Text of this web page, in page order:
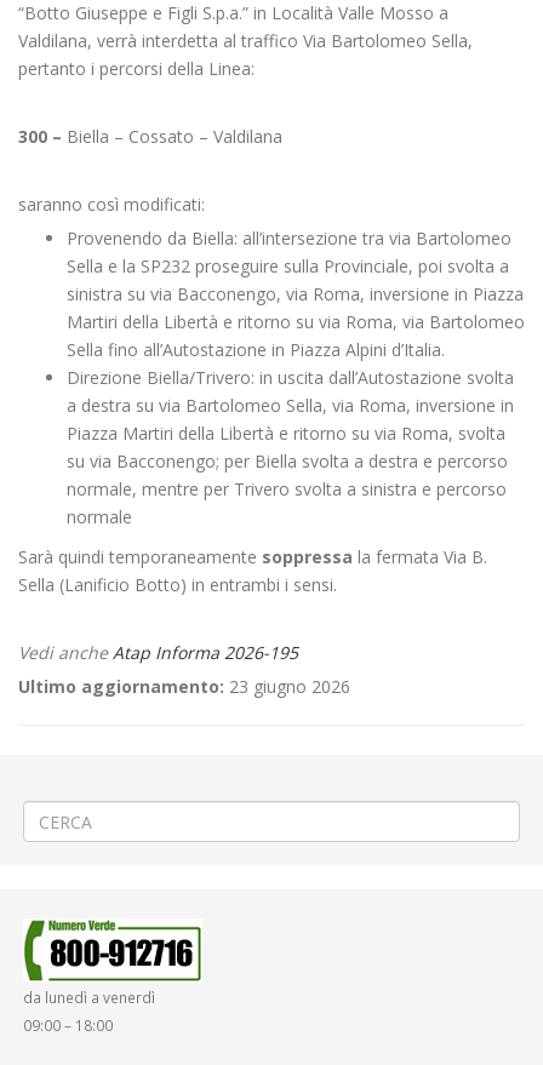
“Botto Giuseppe e Figli S.p.a.” in Località Valle Mosso a
Valdilana, verrà interdetta al traffico Via Bartolomeo Sella,
pertanto i percorsi della Linea:
300 – Biella – Cossato – Valdilana
saranno così modificati:
Provenendo da Biella: all’intersezione tra via Bartolomeo
Sella e la SP232 proseguire sulla Provinciale, poi svolta a
sinistra su via Bacconengo, via Roma, inversione in Piazza
Martiri della Libertà e ritorno su via Roma, via Bartolomeo
Sella fino all’Autostazione in Piazza Alpini d’Italia.
Direzione Biella/Trivero: in uscita dall’Autostazione svolta
a destra su via Bartolomeo Sella, via Roma, inversione in
Piazza Martiri della Libertà e ritorno su via Roma, svolta
su via Bacconengo; per Biella svolta a destra e percorso
normale, mentre per Trivero svolta a sinistra e percorso
normale
Sarà quindi temporaneamente soppressa la fermata Via B.
Sella (Lanificio Botto) in entrambi i sensi.
Vedi ancheAtap Informa 2026-195
Ultimo aggiornamento: 23 giugno 2026
da lunedì a venerdì
09:00 – 18:00